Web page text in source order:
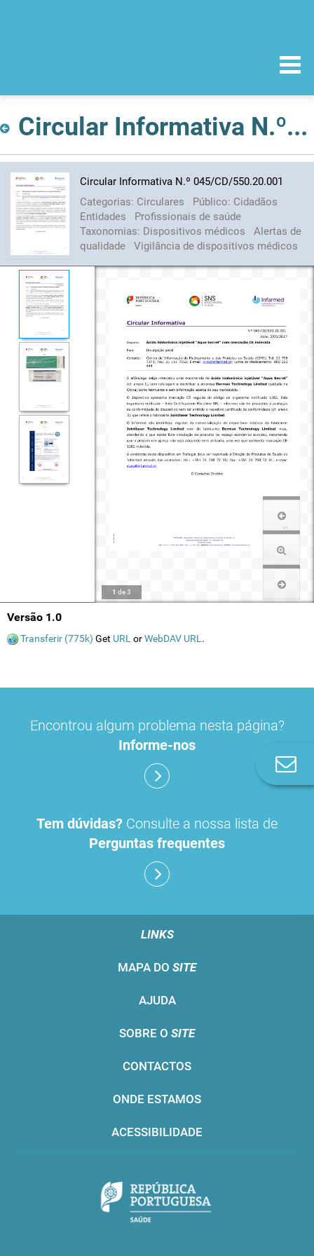
Circular Informativa N.º 045/CD/550.20.001
Circular Informativa N.º 045/CD/550.20.001
Categorias: Circulares Público: Cidadãos
Entidades
Profissionais de saúde
Taxonomias: Dispositivos médicos
Alertas de
qualidade
Vigilância de dispositivos médicos
1 de3
Versão 1.0
Transferir (775k) Get URL orWebDAV URL .
Encontrou algum problema nesta página?
Informe-nos
Tem dúvidas? Consulte a nossa lista de
Perguntas frequentes
LINKS
MAPA DO SITE
AJUDA
SOBRE O SITE
CONTACTOS
ONDE ESTAMOS
ACESSIBILIDADE